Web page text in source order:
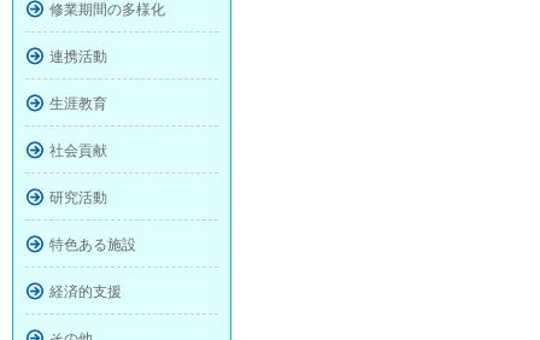
修業期間の多様化
連携活動
生涯教育
社会貢献
研究活動
特色ある施設
経済的支援